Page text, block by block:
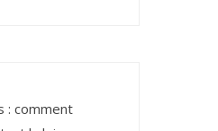
: comment